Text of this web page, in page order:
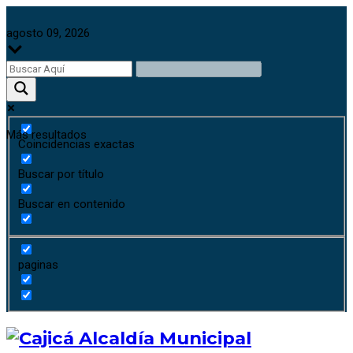
agosto 09, 2026
Más resultados
Coincidencias exactas
Buscar por título
Buscar en contenido
paginas